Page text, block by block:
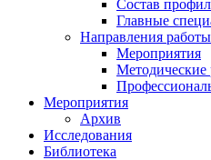
Состав
Главные
Направления работы
Мероприятия
Методические
Мероприятия
Архив
Исследования
Библиотека